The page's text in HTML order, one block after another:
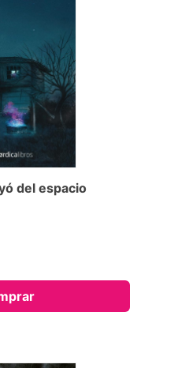
del espacio